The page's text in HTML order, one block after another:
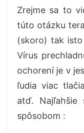
Zrejme sa to
túto otázku
(skoro) tak
Vírus
ochorení je v
ľudia viac
atď. Najľahšie
spôsobom :